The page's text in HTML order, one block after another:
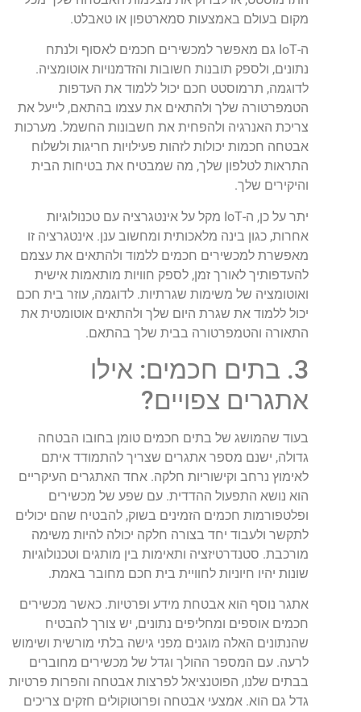
מקום בעולם באמצעות סמארטפון או טאבלט.
ה-IoT גם מאפשר למכשירים חכמים לאסוף ולנתח
נתונים, ולספק תובנות חשובות והזדמנויות אוטומציה.
לדוגמה, תרמוסטט חכם יכול ללמוד את העדפות
הטמפרטורה שלך ולהתאים את עצמו בהתאם, לייעל את
צריכת האנרגיה ולהפחית את חשבונות החשמל. מערכות
אבטחה חכמות יכולות לזהות פעילויות חריגות ולשלוח
התראות לטלפון שלך, מה שמבטיח את בטיחות הבית
והיקירים שלך.
יתר על כן, ה-IoT מקל על אינטגרציה עם טכנולוגיות
אחרות, כגון בינה מלאכותית ומחשוב ענן. אינטגרציה זו
מאפשרת למכשירים חכמים ללמוד ולהתאים את עצמם
להעדפותיך לאורך זמן, לספק חוויות מותאמות אישית
ואוטומציה של משימות שגרתיות. לדוגמה, עוזר בית חכם
יכול ללמוד את שגרת היום שלך ולהתאים אוטומטית את
התאורה והטמפרטורה בבית שלך בהתאם.
3. בתים חכמים: אילו
אתגרים צפויים?
בעוד שהמושג של בתים חכמים טומן בחובו הבטחה
גדולה, ישנם מספר אתגרים שצריך להתמודד איתם
לאימוץ נרחב וקישוריות חלקה. אחד האתגרים העיקריים
הוא נושא התפעול ההדדית. עם שפע של מכשירים
ופלטפורמות חכמים הזמינים בשוק, להבטיח שהם יכולים
לתקשר ולעבוד יחד בצורה חלקה יכולה להיות משימה
מורכבת. סטנדרטיזציה ותאימות בין מותגים וטכנולוגיות
שונות יהיו חיוניות לחוויית בית חכם מחובר באמת.
אתגר נוסף הוא אבטחת מידע ופרטיות. כאשר מכשירים
חכמים אוספים ומחליפים נתונים, יש צורך להבטיח
שהנתונים האלה מוגנים מפני גישה בלתי מורשית ושימוש
לרעה. עם המספר ההולך וגדל של מכשירים מחוברים
בבתים שלנו, הפוטנציאל לפרצות אבטחה והפרות פרטיות
גדל גם הוא. אמצעי אבטחה ופרוטוקולים חזקים צריכים